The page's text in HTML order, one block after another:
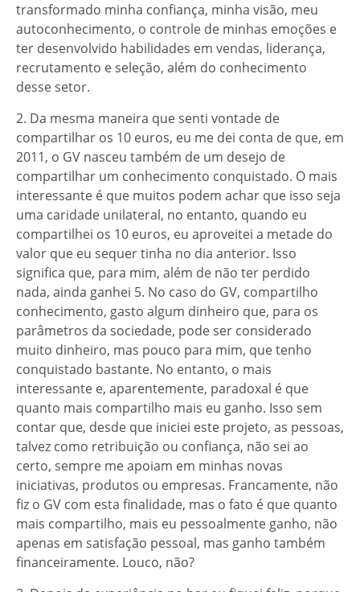
transformado minha confiança, minha visão, meu
autoconhecimento, o controle de minhas emoções e
ter desenvolvido habilidades em vendas, liderança,
recrutamento e seleção, além do conhecimento
desse setor.
2. Da mesma maneira que senti vontade de
compartilhar os 10 euros, eu me dei conta de que, em
2011, o GV nasceu também de um desejo de
compartilhar um conhecimento conquistado. O mais
interessante é que muitos podem achar que isso seja
uma caridade unilateral, no entanto, quando eu
compartilhei os 10 euros, eu aproveitei a metade do
valor que eu sequer tinha no dia anterior. Isso
significa que, para mim, além de não ter perdido
nada, ainda ganhei 5. No caso do GV, compartilho
conhecimento, gasto algum dinheiro que, para os
parâmetros da sociedade, pode ser considerado
muito dinheiro, mas pouco para mim, que tenho
conquistado bastante. No entanto, o mais
interessante e, aparentemente, paradoxal é que
quanto mais compartilho mais eu ganho. Isso sem
contar que, desde que iniciei este projeto, as pessoas,
talvez como retribuição ou confiança, não sei ao
certo, sempre me apoiam em minhas novas
iniciativas, produtos ou empresas. Francamente, não
fiz o GV com esta finalidade, mas o fato é que quanto
mais compartilho, mais eu pessoalmente ganho, não
apenas em satisfação pessoal, mas ganho também
financeiramente. Louco, não?